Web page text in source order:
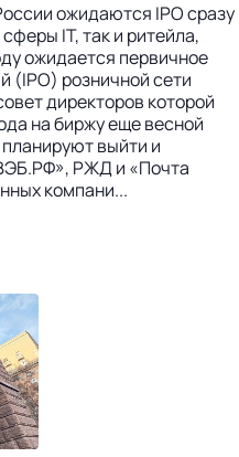
ожидаются IPO сразу
IT, так и ритейла,
ожидается первичное
(IPO) розничной сети
директоров которой
на биржу еще весной
выйти и
РЖД и «Почта
компани...